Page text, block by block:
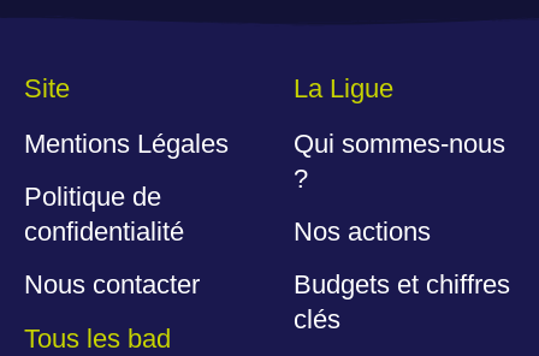
Site
Mentions Légales
Politique de
confidentialité
Nous contacter
Tous les bad
La Ligue
Qui sommes-nous
?
Nos actions
Budgets et chiffres
clés